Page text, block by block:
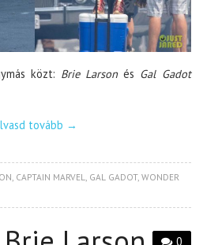
közt: Brie Larsonés Gal Gadot
tovább →
CAPTAIN MARVEL GAL GADOT,WONDER
0